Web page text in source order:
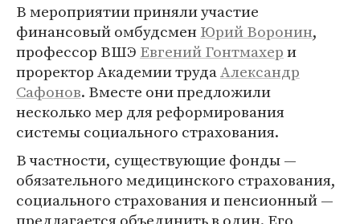
В мероприятии приняли участие
финансовый омбудсменЮрий Воронин,
профессор ВШЭ Евгений Гонтмахери
проректор Академии трудаАлександр
Сафонов. Вместе они предложили
несколько мер для реформирования
системы социального страхования.
В частности, существующие фонды —
обязательного медицинского страхования,
социального страхования и пенсионный —